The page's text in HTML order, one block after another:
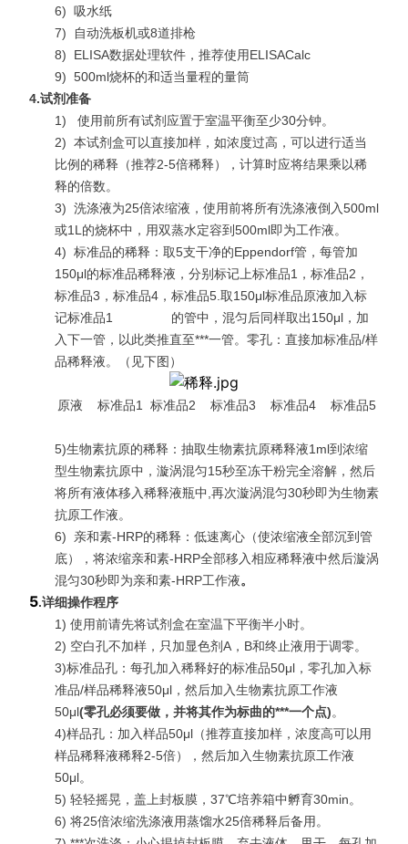
6) 吸水纸
7)
自动洗板机或8道排枪
8)
ELISA数据处理软件，推荐使用ELISACalc
9) 500ml烧杯的和适当量程的量筒
4.试剂准备
1)
使用前所有试剂应置于室温平衡至少30分钟。
2) 本试剂盒可以直接加样，如浓度过高，可以进行适当
比例的稀释（推荐2-5倍稀释），计算时应将结果乘以稀
释的倍数。
3) 洗涤液为25倍浓缩液，使用前将所有洗涤液倒入500ml
或1L的烧杯中，用双蒸水定容到500ml即为工作液。
4) 标准品的稀释：取5支干净的Eppendorf管，每管加
150μl的标准品稀释液，分别标记上标准品1，标准品2，
标准品3，标准品4，标准品5.取150μl标准品原液加入标
记标准品1 的管中，混匀后同样取出150μl，加
入下一管，以此类推直至***一管。零孔：直接加标准品/样
品稀释液。（见下图）
原液 标准品1 标准品2 标准品3 标准品4 标准品5
5)生物素抗原的稀释：抽取生物素抗原稀释液1ml到浓缩
型生物素抗原中，漩涡混匀15秒至冻干粉完全溶解，然后
将所有液体移入稀释液瓶中,再次漩涡混匀30秒即为生物素
抗原工作液。
6)
亲和素-HRP的稀释：低速离心（使浓缩液全部沉到管
底），将浓缩亲和素-HRP全部移入相应稀释液中然后漩涡
混匀30秒即为亲和素-HRP工作液。
5.详细操作程序
1) 使用前请先将试剂盒在室温下平衡半小时。
2) 空白孔不加样，只加显色剂A，B和终止液用于调零。
3)标准品孔：每孔加入稀释好的标准品50μl，零孔加入标
准品/样品稀释液50μl，然后加入生物素抗原工作液
50μl(零孔必须要做，并将其作为标曲的***一个点)。
4)样品孔：加入样品50μl（推荐直接加样，浓度高可以用
样品稀释液稀释2-5倍），然后加入生物素抗原工作液
50μl。
5) 轻轻摇晃，盖上封板膜，37℃培养箱中孵育30min。
6) 将25倍浓缩洗涤液用蒸馏水25倍稀释后备用。